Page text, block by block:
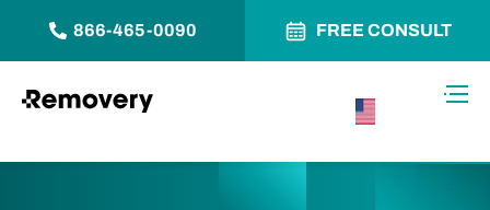
866-465-0090 FREE CONSULT